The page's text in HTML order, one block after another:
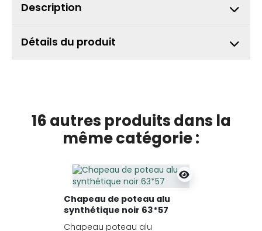
Description
Détails du produit
16 autres produits dans la
même catégorie :
Chapeau de poteau alu
synthétique noir 63*57
Chapeau poteau alu